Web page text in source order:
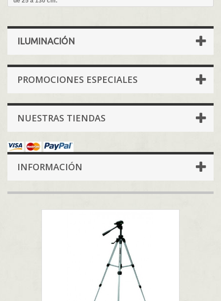
ILUMINACIÓN
PROMOCIONES ESPECIALES
NUESTRAS TIENDAS
INFORMACIÓN